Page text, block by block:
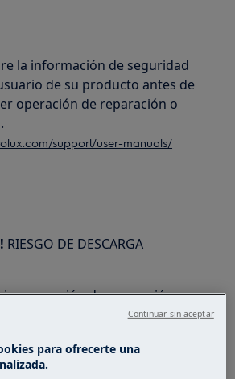
la información de seguridad
de su producto antes de
operación de reparación o
support/user-manuals/
RIESGO DE DESCARGA
operación de reparación o
desactive el aparato y
para ofrecerte una
Continuar sin aceptar